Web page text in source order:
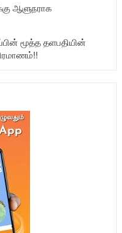
ஆளுநராக
மூத்த தளபதியின்